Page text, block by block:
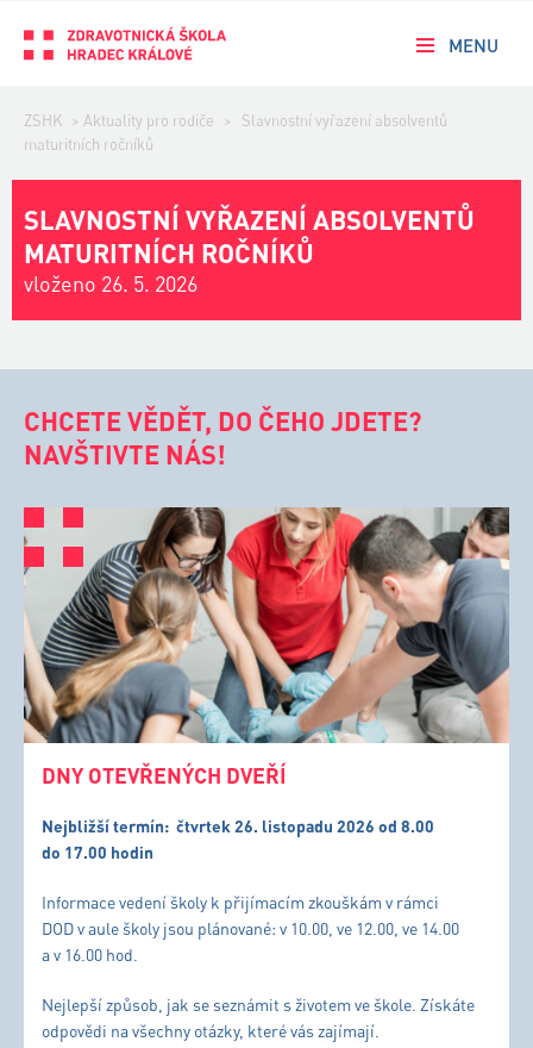
MENU
ZSHK > Aktuality pro rodiče >
Slavnostní vyřazení absolventů
maturitních ročníků
SLAVNOSTNÍ VYŘAZENÍ ABSOLVENTŮ
MATURITNÍCH ROČNÍKŮ
vloženo 26. 5. 2026
CHCETE VĚDĚT, DO ČEHO JDETE?
NAVŠTIVTE NÁS!
DNY OTEVŘENÝCH DVEŘÍ
Nejbližší termín: čtvrtek 26. listopadu 2026 od 8.00
do 17.00 hodin
Informace vedení školy k přijímacím zkouškám v rámci
DOD v aule školy jsou plánované: v 10.00, ve 12.00, ve 14.00
a v 16.00 hod.
Nejlepší způsob, jak se seznámit s životem ve škole. Získáte
odpovědi na všechny otázky, které vás zajímají.